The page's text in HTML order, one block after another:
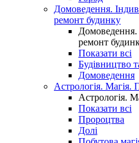
Домоведення.
ремонт будинку
Домоведення.
ремонт
Показати всі
Будівництво
Домоведення
Астрологія. Магія.
Астрологія.
Показати всі
Пророцтва
Долі